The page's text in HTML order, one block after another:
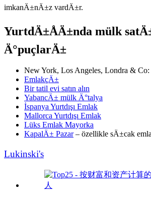
imkanÄ±nÄ±z vardÄ±r.
YurtdÄ±ÅÄ±nda mülk
Ä°puçlarÄ±
New York, Los Angeles, Londra & Co:
EmlakçÄ±
Bir tatil evi satın alın
YabancÄ± mülk Ä°talya
İspanya Yurtdışı Emlak
Mallorca Yurtdışı Emlak
Lüks Emlak Mayorka
KapalÄ± Pazar– özellikle sÄ±cak
Lukinski's